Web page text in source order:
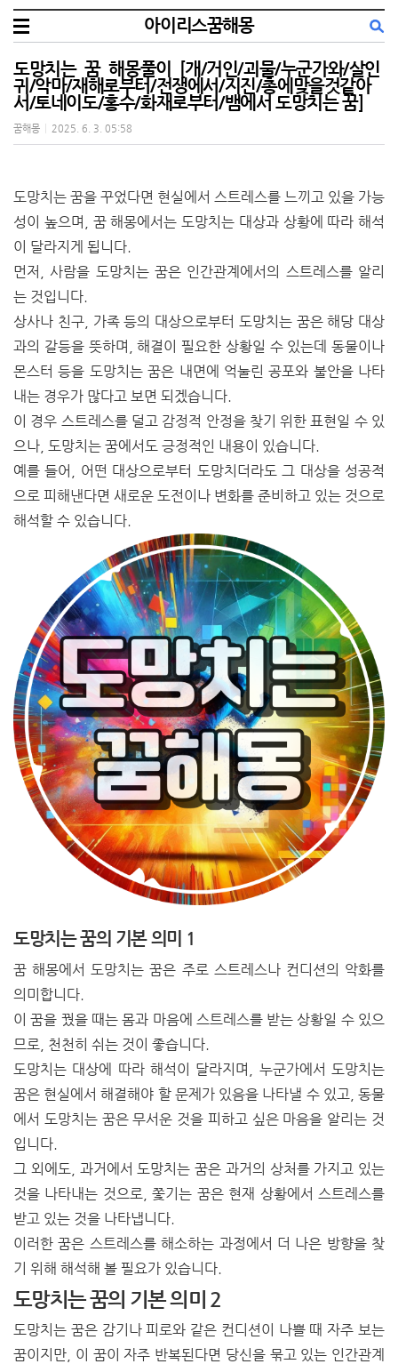
아이리스꿈해몽
도망치는 꿈 해몽풀이 [개/거인/괴물/누군가와/살인
귀/악마/재해로부터/전쟁에서/지진/총에맞을것같아
서/토네이도/홍수/화재로부터/뱀에서 도망치는 꿈]
꿈해몽 2025. 6. 3. 05:58
도망치는 꿈을 꾸었다면 현실에서 스트레스를 느끼고 있을 가능
성이 높으며, 꿈 해몽에서는 도망치는 대상과 상황에 따라 해석
이 달라지게 됩니다.
먼저, 사람을 도망치는 꿈은 인간관계에서의 스트레스를 알리
는 것입니다.
상사나 친구, 가족 등의 대상으로부터 도망치는 꿈은 해당 대상
과의 갈등을 뜻하며, 해결이 필요한 상황일 수 있는데 동물이나
몬스터 등을 도망치는 꿈은 내면에 억눌린 공포와 불안을 나타
내는 경우가 많다고 보면 되겠습니다.
이 경우 스트레스를 덜고 감정적 안정을 찾기 위한 표현일 수 있
으나, 도망치는 꿈에서도 긍정적인 내용이 있습니다.
예를 들어, 어떤 대상으로부터 도망치더라도 그 대상을 성공적
으로 피해낸다면 새로운 도전이나 변화를 준비하고 있는 것으로
해석할 수 있습니다.
도망치는 꿈의 기본 의미 1
꿈 해몽에서 도망치는 꿈은 주로 스트레스나 컨디션의 악화를
의미합니다.
이 꿈을 꿨을 때는 몸과 마음에 스트레스를 받는 상황일 수 있으
므로, 천천히 쉬는 것이 좋습니다.
도망치는 대상에 따라 해석이 달라지며, 누군가에서 도망치는
꿈은 현실에서 해결해야 할 문제가 있음을 나타낼 수 있고, 동물
에서 도망치는 꿈은 무서운 것을 피하고 싶은 마음을 알리는 것
입니다.
그 외에도, 과거에서 도망치는 꿈은 과거의 상처를 가지고 있는
것을 나타내는 것으로, 쫓기는 꿈은 현재 상황에서 스트레스를
받고 있는 것을 나타냅니다.
이러한 꿈은 스트레스를 해소하는 과정에서 더 나은 방향을 찾
기 위해 해석해 볼 필요가 있습니다.
도망치는 꿈의 기본 의미 2
도망치는 꿈은 감기나 피로와 같은 컨디션이 나쁠 때 자주 보는
꿈이지만, 이 꿈이 자주 반복된다면 당신을 묶고 있는 인간관계